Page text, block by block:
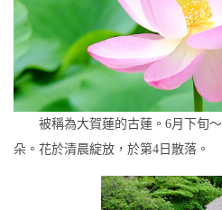
被稱為大賀蓮的古蓮。6月下旬～
朵。花於清晨綻放，於第4日散落。